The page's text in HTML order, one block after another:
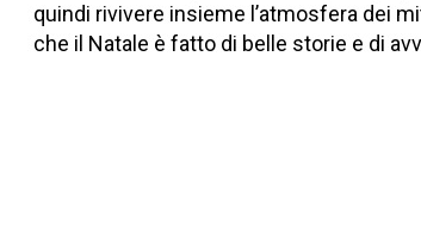
quindi rivivere insieme l’atmosfera dei
che il Natale è fatto di belle storie e di